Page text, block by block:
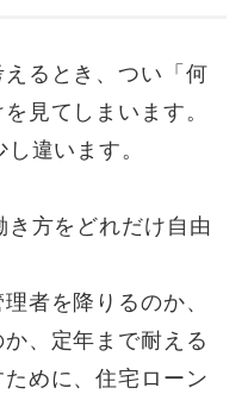
るとき、つい「何
見てしまいます。
違います。
方をどれだけ自由
者を降りるのか、
、定年まで耐える
めに、住宅ローン